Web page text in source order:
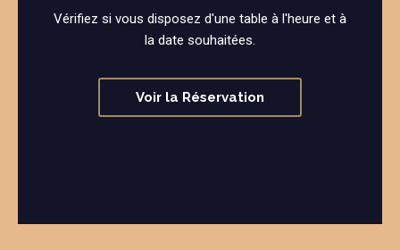
Vérifiez si vous disposez d'une table à l'heure et à
la date souhaitées.
Voir la Réservation